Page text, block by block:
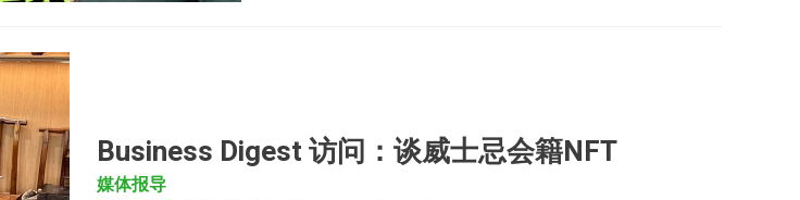
Business Digest 访问：谈威士忌会籍NFT
媒体报导